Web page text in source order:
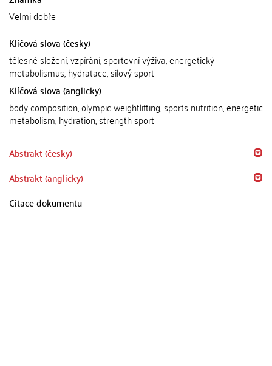
Velmi dobře
Klíčová slova (česky)
tělesné složení, vzpírání, sportovní výživa, energetický
metabolismus, hydratace, silový sport
Klíčová slova (anglicky)
body composition, olympic weightlifting, sports nutrition, energetic
metabolism, hydration, strength sport
Abstrakt (česky)
Abstrakt (anglicky)
Citace dokumentu